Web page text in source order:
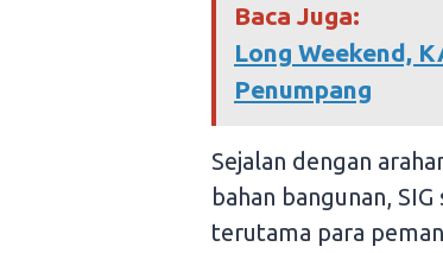
Baca Juga:
Long Weekend,
Penumpang
Sejalan dengan
bahan bangunan,
terutama para